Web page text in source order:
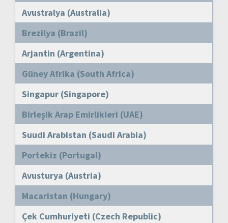
Avustralya (Australia)
Brezilya (Brazil)
Arjantin (Argentina)
Güney Afrika (South Africa)
Singapur (Singapore)
Birleşik Arap Emirlikleri (UAE)
Suudi Arabistan (Saudi Arabia)
Portekiz (Portugal)
Avusturya (Austria)
Macaristan (Hungary)
Çek Cumhuriyeti (Czech Republic)